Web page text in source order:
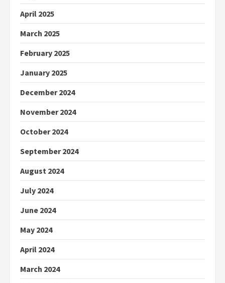
April 2025
March 2025
February 2025
January 2025
December 2024
November 2024
October 2024
September 2024
August 2024
July 2024
June 2024
May 2024
April 2024
March 2024